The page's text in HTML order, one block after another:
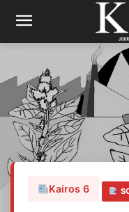
Kairos 6